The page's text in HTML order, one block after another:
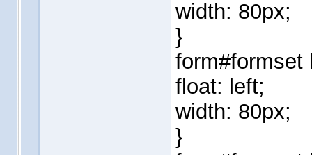
width: 80px;
}
form#formset
float: left;
width: 80px;
}